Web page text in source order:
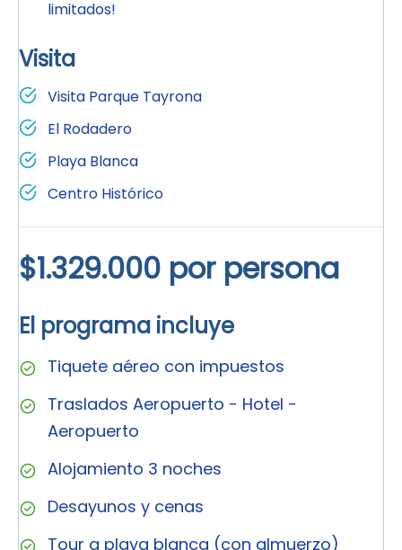
limitados!
Visita
Visita Parque Tayrona
El Rodadero
Playa Blanca
Centro Histórico
$1.329.000 por persona
El programa incluye
Tiquete aéreo con impuestos
Traslados Aeropuerto - Hotel -
Aeropuerto
Alojamiento 3 noches
Desayunos y cenas
Tour a playa blanca (con almuerzo)